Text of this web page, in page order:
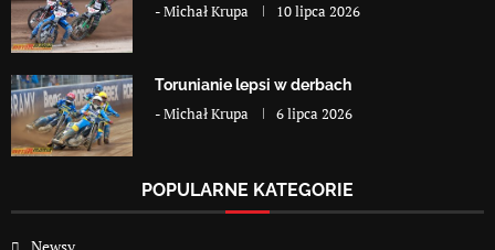
-Michał Krupa 10 lipca 2026
Torunianie lepsi w derbach
-Michał Krupa 6 lipca 2026
POPULARNE KATEGORIE
Newsy